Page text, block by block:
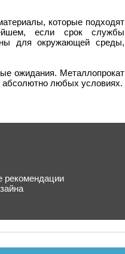
которые подходят
если срок службы
для окружающей среды,
ожидания. Металлопрокат
абсолютно любых условиях.
рекомендации